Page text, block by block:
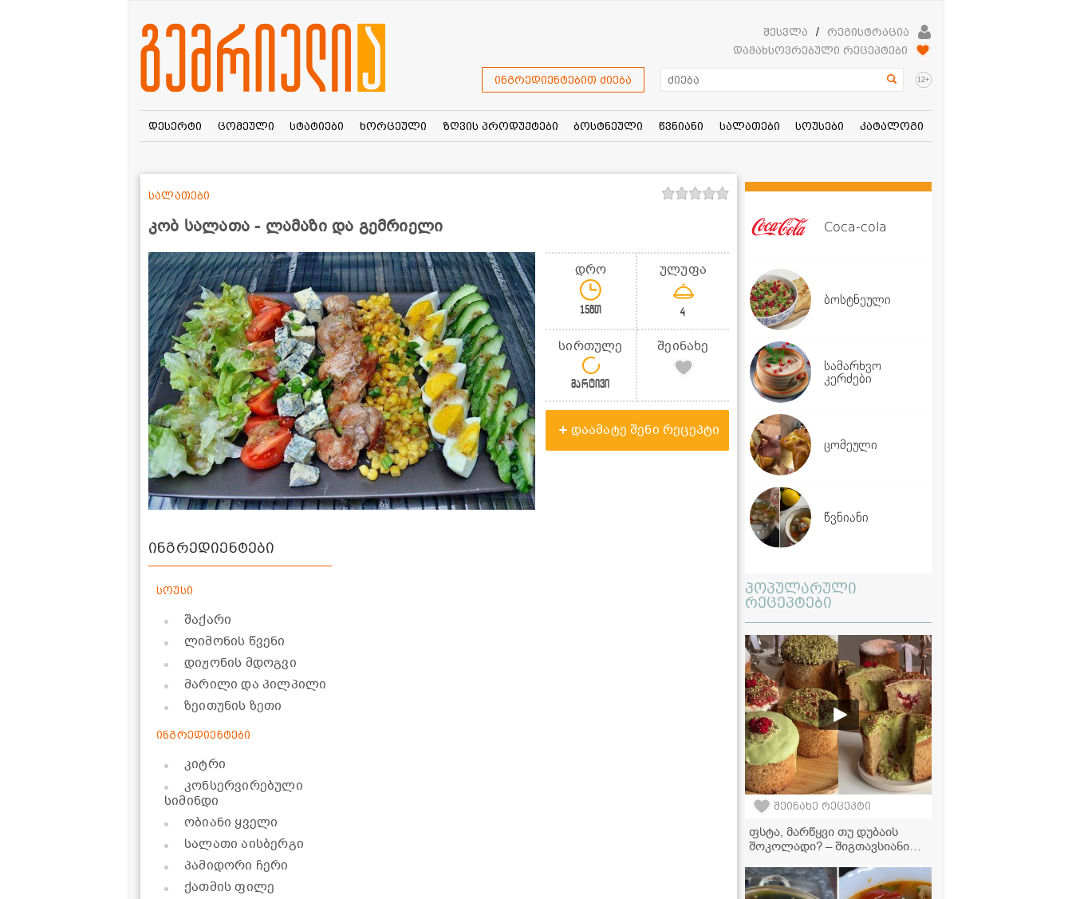
შესვლა /
რეგისტრაცია
დამახსოვრებული რეცეპტები
ინგრედიენტებით ძიება 12+
დესერტი ცომეული სტატიები ხორცეული ზღვის პროდუქტები ბოსტნეული წვნიანი სალათები სოუსები კატალოგი
კობ სალათა - ლამაზი და გემრიელი
სალათები
დრო
15წთ
ულუფა
4
სირთულე
მარტივი
შეინახე
დაამატე შენი რეცეპტი
ინგრედიენტები
სოუსი
შაქარი
ლიმონის წვენი
დიჟონის მდოგვი
მარილი და პილპილი
ზეითუნის ზეთი
ინგრედიენტები
კიტრი
კონსერვირებული
სიმინდი
ობიანი ყველი
სალათი აისბერგი
პამიდორი ჩერი
ქათმის ფილე
Coca-cola
ბოსტნეული
სამარხვო
კერძები
ცომეული
წვნიანი
პოპულარული
რეცეპტები
შეინახე რეცეპტი
ფსტა, მარწყვი თუ დუბაის
შოკოლადი? – შიგთავსიანი
სოციალური ქსელები
დაიპყრო!